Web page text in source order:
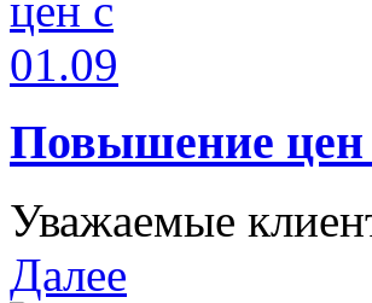
Повышение цен
Уважаемые
Далее